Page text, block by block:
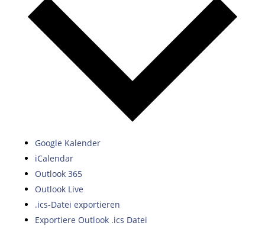
Google Kalender
iCalendar
Outlook 365
Outlook Live
.ics-Datei exportieren
Exportiere Outlook .ics Datei